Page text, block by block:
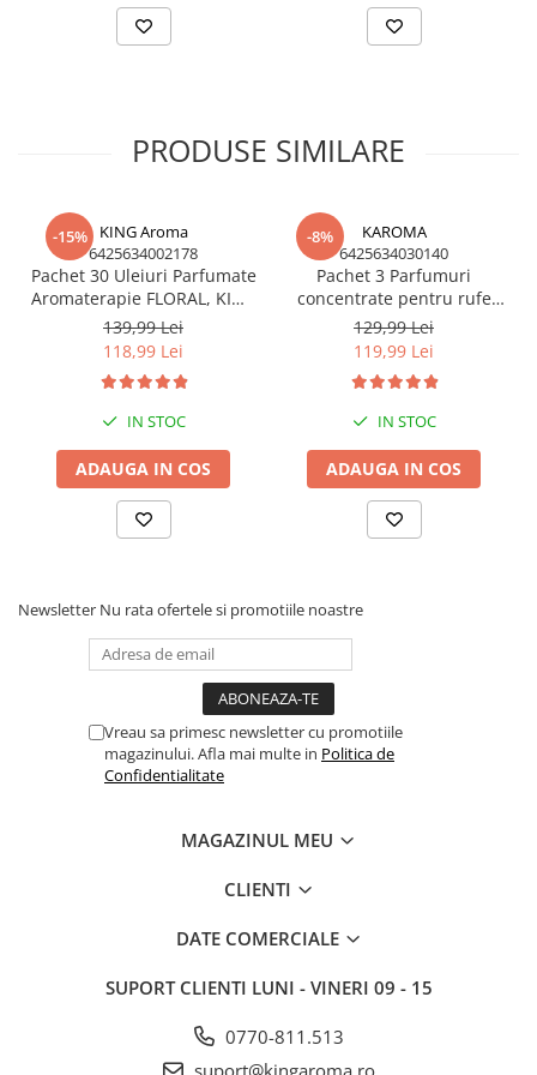
PRODUSE SIMILARE
-15%
KING Aroma
6425634002178
Pachet 30 Uleiuri Parfumate
Aromaterapie FLORAL, KING
Aroma – Cel Mai Vândut Mix
139,99 Lei
118,99 Lei
IN STOC
ADAUGA IN COS
-8%
KAROMA
6425634030140
Pachet 3 Parfumuri
concentrate pentru rufe
KAROMA - Ocean, Angel,
Red Passion
129,99 Lei
119,99 Lei
IN STOC
ADAUGA IN COS
Newsletter Nu rata ofertele si promotiile noastre
Vreau sa primesc newsletter cu promotiile
magazinului. Afla mai multe in Politica de
Confidentialitate
MAGAZINUL MEU
CLIENTI
DATE COMERCIALE
SUPORT CLIENTI LUNI - VINERI 09 - 15
0770-811.513
suport@kingaroma.ro